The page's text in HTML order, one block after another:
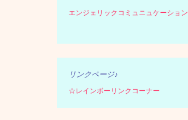
エンジェリックコミュニュケーション
リンクページ♪
☆レインボーリンクコーナー